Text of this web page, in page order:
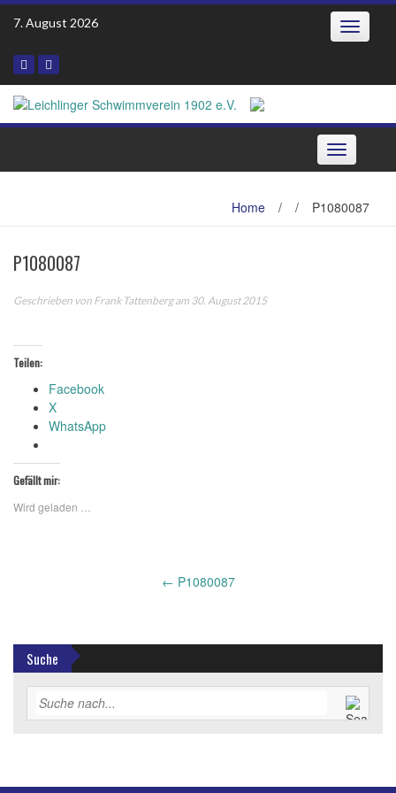
Skip
7. August 2026 Toggle
Toggle
navigation
Home / / P1080087
P1080087
Geschrieben von Frank Tattenbergam 30. August 2015
Teilen:
Facebook
X
WhatsApp
Gefällt mir:
Wird geladen …
← P1080087
Suche